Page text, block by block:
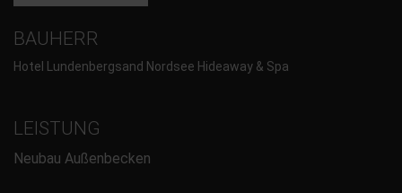
BAUHERR
Hotel Lundenbergsand Nordsee Hideaway & Spa
LEISTUNG
Neubau Außenbecken